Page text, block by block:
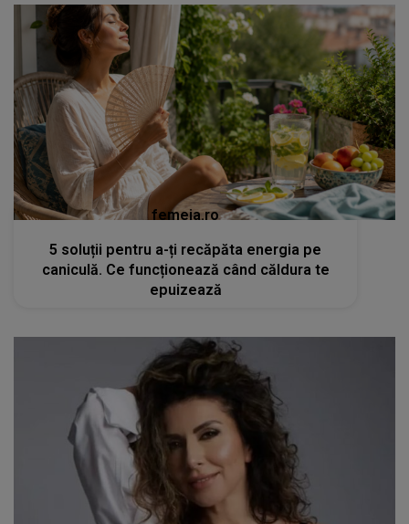
femeia.ro
5 soluții pentru a-ți recăpăta energia pe
caniculă. Ce funcționează când căldura te
epuizează